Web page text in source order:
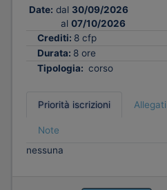
Date: dal 30/09/2026
al07/10/2026
Crediti: 8 cfp
Durata: 8 ore
Tipologia: corso
Priorità iscrizioni Allegati
Note
nessuna